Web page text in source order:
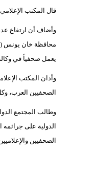
قال المكتب الإعلامي الحكومي في
وأضاف أن ارتفاع
محافظة خان يونس
يعمل صحفياً في
وأدان المكتب
الصحفيين العرب،
وطالب المجتمع
الدولية على
الصحفيين